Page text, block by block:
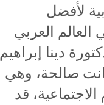
لأفضل
العربي
دينا إبراهيم
صالحة، وهي
قد